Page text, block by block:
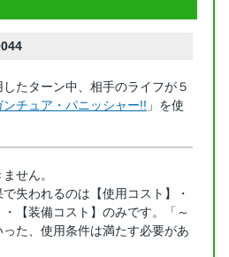
たターン中、相手のライフが５
ンチュア・パニッシャー!! 」を使
せん。
失われるのは【使用コスト】・
・【装備コスト】のみです。「～
た、使用条件は満たす必要があ